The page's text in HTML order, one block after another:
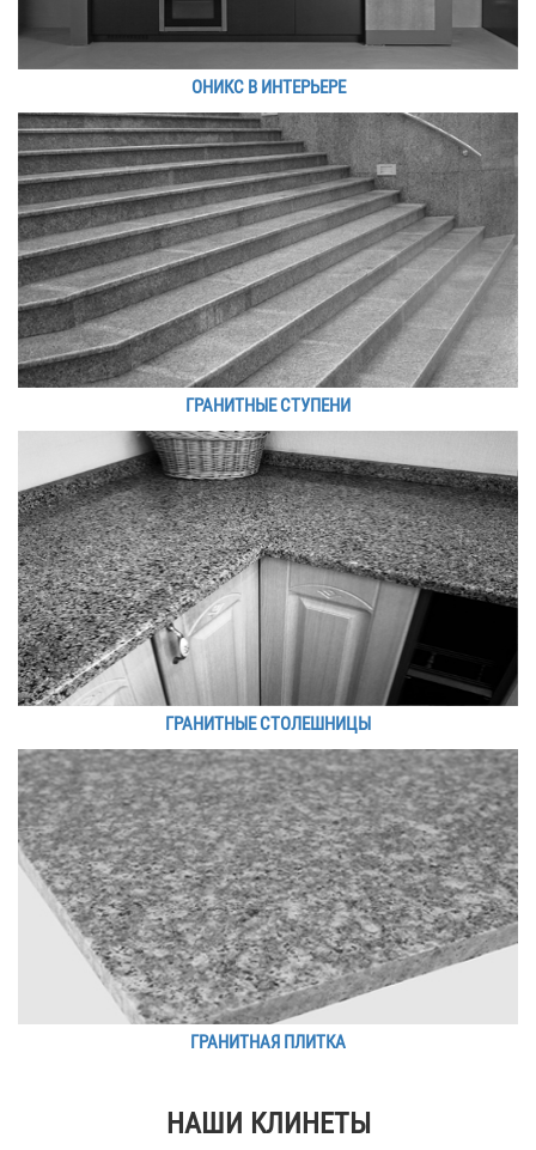
ОНИКС В ИНТЕРЬЕРЕ
ГРАНИТНЫЕ СТУПЕНИ
ГРАНИТНЫЕ СТОЛЕШНИЦЫ
ГРАНИТНАЯ ПЛИТКА
НАШИ КЛИНЕТЫ